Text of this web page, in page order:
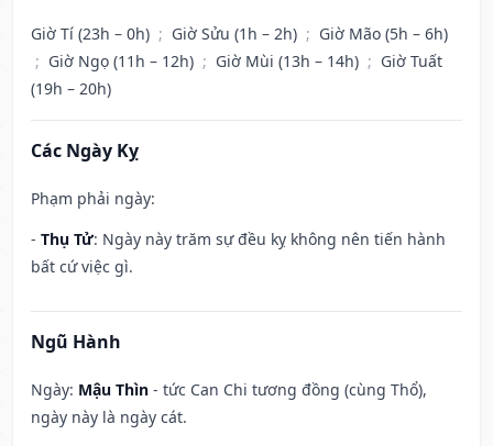
Giờ Tí (23h – 0h) ; Giờ Sửu (1h – 2h) ; Giờ Mão (5h – 6h)
; Giờ Ngọ (11h – 12h) ; Giờ Mùi (13h – 14h) ; Giờ Tuất
(19h – 20h)
Các Ngày Kỵ
Phạm phải ngày:
- Thụ Tử: Ngày này trăm sự đều kỵ không nên tiến hành
bất cứ việc gì.
Ngũ Hành
Ngày: Mậu Thìn - tức Can Chi tương đồng (cùng Thổ),
ngày này là ngày cát.